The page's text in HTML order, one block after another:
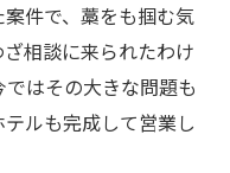
件で、藁をも掴む気
相談に来られたわけ
はその大きな問題も
ルも完成して営業し